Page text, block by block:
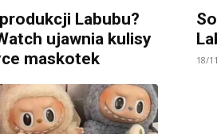
Labubu?
ujawnia kulisy
maskotek
18/